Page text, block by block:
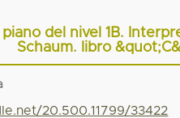
piano del nivel 1B.
Schaum. libro
20.500.11799/33422